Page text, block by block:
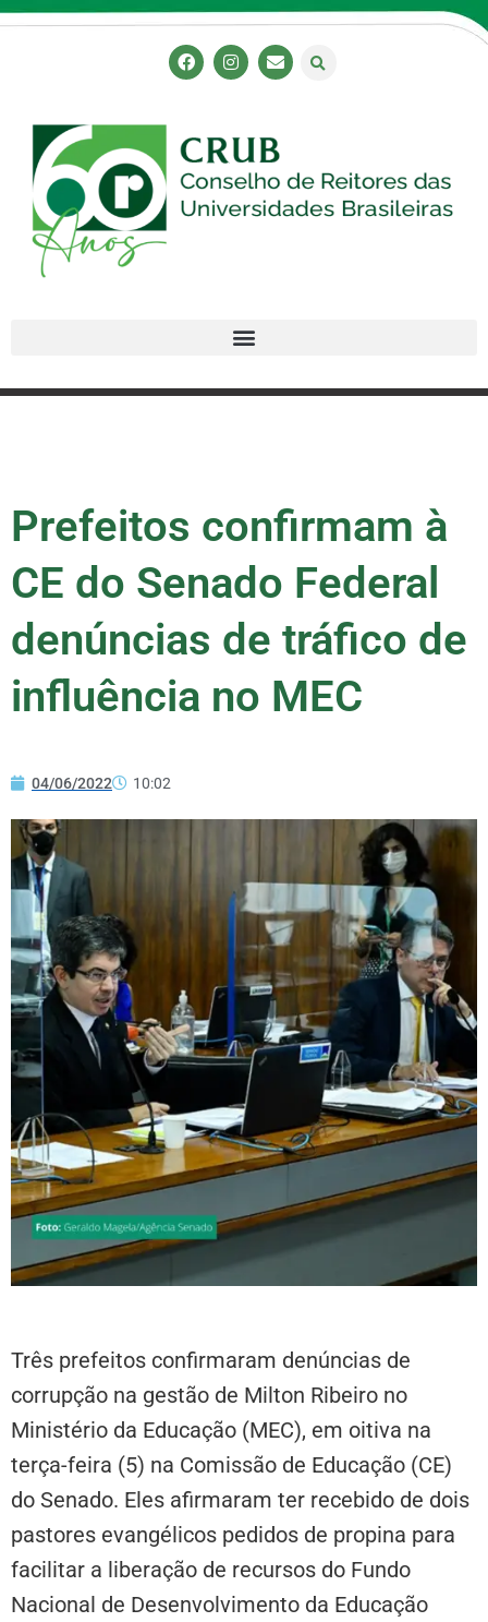
Prefeitos confirmam à
CE do Senado Federal
denúncias de tráfico de
influência no MEC
04/06/2022 10:02
Três prefeitos confirmaram denúncias de
corrupção na gestão de Milton Ribeiro no
Ministério da Educação (MEC), em oitiva na
terça-feira (5) na Comissão de Educação (CE)
do Senado. Eles afirmaram ter recebido de dois
pastores evangélicos pedidos de propina para
facilitar a liberação de recursos do Fundo
Nacional de Desenvolvimento da Educação